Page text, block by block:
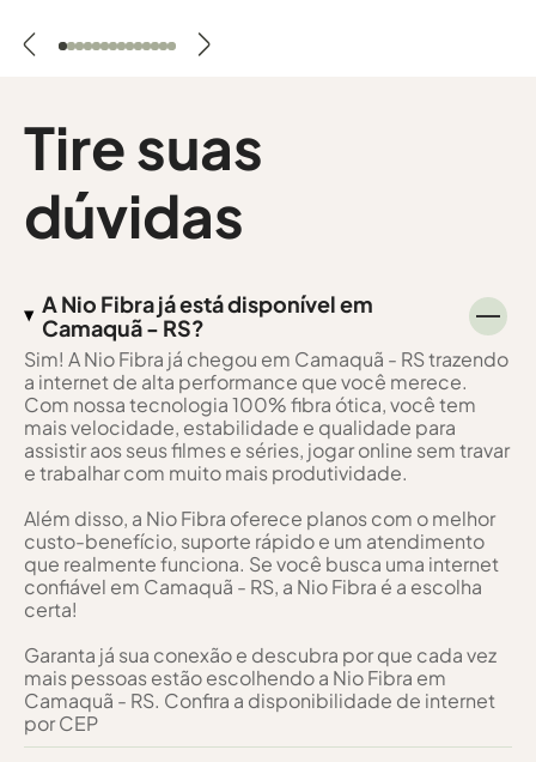
Tire suas
dúvidas
A Nio Fibra já está disponível em
Camaquã - RS?
Sim! A Nio Fibra já chegou em Camaquã - RS trazendo
a internet de alta performance que você merece.
Com nossa tecnologia 100% fibra ótica, você tem
mais velocidade, estabilidade e qualidade para
assistir aos seus filmes e séries, jogar online sem travar
e trabalhar com muito mais produtividade.
Além disso, a Nio Fibra oferece planos com o melhor
custo-benefício, suporte rápido e um atendimento
que realmente funciona. Se você busca uma internet
confiável em Camaquã - RS, a Nio Fibra é a escolha
certa!
Garanta já sua conexão e descubra por que cada vez
mais pessoas estão escolhendo a Nio Fibra em
Camaquã - RS. Confira a disponibilidade de internet
por CEP